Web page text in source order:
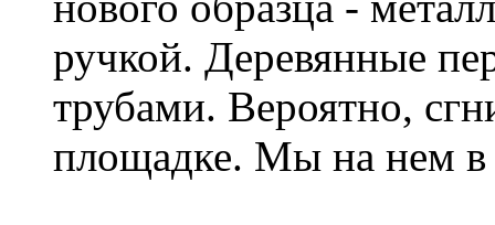
ручкой. Деревянные
трубами. Вероятно,
площадке. Мы на нем в